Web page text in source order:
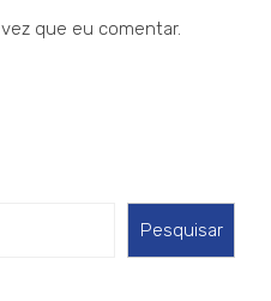
que eu comentar.
Pesquisar